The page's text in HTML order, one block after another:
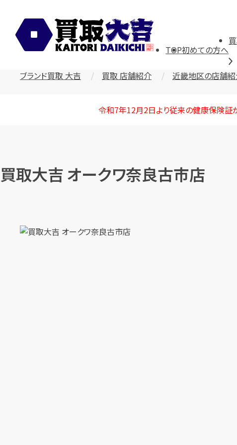
TOP初めての方へ
ブランド買取 大吉 買取 店舗紹介 近畿地区の店舗
令和7年12月2日より従来の健康保険証
買取大吉 オークワ奈良古市店